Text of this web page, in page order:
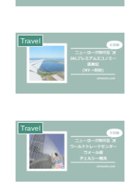
Travel
Travel